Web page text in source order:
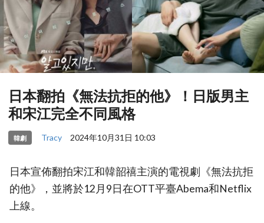
日本翻拍《無法抗拒的他》！日版男主
和宋江完全不同風格
韓劇 Tracy 2024年10月31日 10:03
日本宣佈翻拍宋江和韓韶禧主演的電視劇《無法抗拒
的他》，並將於12月9日在OTT平臺Abema和Netflix
上線。